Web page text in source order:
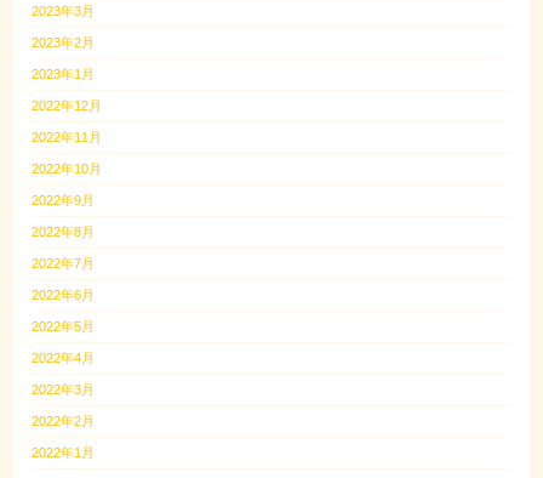
2023年3月
2023年2月
2023年1月
2022年12月
2022年11月
2022年10月
2022年9月
2022年8月
2022年7月
2022年6月
2022年5月
2022年4月
2022年3月
2022年2月
2022年1月